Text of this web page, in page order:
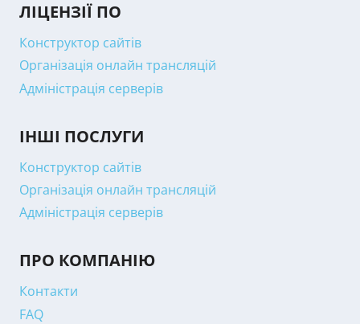
ЛІЦЕНЗІЇ ПО
Конструктор сайтів
Організація онлайн трансляцій
Адміністрація серверів
ІНШІ ПОСЛУГИ
Конструктор сайтів
Організація онлайн трансляцій
Адміністрація серверів
ПРО КОМПАНІЮ
Контакти
FAQ